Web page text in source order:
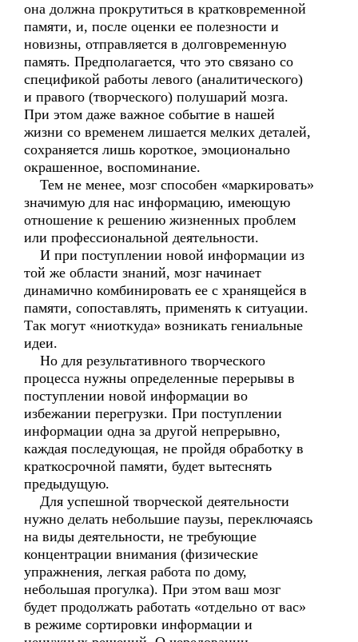
она должна прокрутиться в кратковременной
памяти, и, после оценки ее полезности и
новизны, отправляется в долговременную
память. Предполагается, что это связано со
спецификой работы левого (аналитического)
и правого (творческого) полушарий мозга.
При этом даже важное событие в нашей
жизни со временем лишается мелких деталей,
сохраняется лишь короткое, эмоционально
окрашенное, воспоминание.
Тем не менее, мозг способен «маркировать»
значимую для нас информацию, имеющую
отношение к решению жизненных проблем
или профессиональной деятельности.
И при поступлении новой информации из
той же области знаний, мозг начинает
динамично комбинировать ее с хранящейся в
памяти, сопоставлять, применять к ситуации.
Так могут «ниоткуда» возникать гениальные
идеи.
Но для результативного творческого
процесса нужны определенные перерывы в
поступлении новой информации во
избежании перегрузки. При поступлении
информации одна за другой непрерывно,
каждая последующая, не пройдя обработку в
краткосрочной памяти, будет вытеснять
предыдущую.
Для успешной творческой деятельности
нужно делать небольшие паузы, переключаясь
на виды деятельности, не требующие
концентрации внимания (физические
упражнения, легкая работа по дому,
небольшая прогулка). При этом ваш мозг
будет продолжать работать «отдельно от вас»
в режиме сортировки информации и